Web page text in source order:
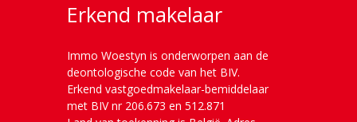
Erkend makelaar
Immo Woestyn is onderworpen aan de
deontologische code van het BIV.
Erkend vastgoedmakelaar-bemiddelaar
met BIV nr 206.673 en 512.871